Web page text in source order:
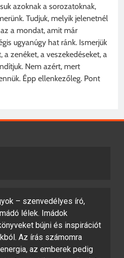
azoknak a sorozatoknak,
Tudjuk, melyik jelenetnél
a mondat, amit már
ugyanúgy hat ránk. Ismerjük
a zenéket, a veszekedéseket, a
Nem azért, mert
Épp ellenkezőleg. Pont
– szenvedélyes író,
lélek. Imádok
bújni és inspirációt
Az írás számomra
az emberek pedig